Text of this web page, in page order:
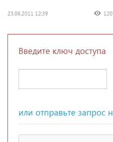
23.06.2011 12:39
Введите ключ доступа
или отправьте запрос